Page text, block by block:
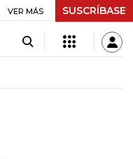
UVR $ 416,91 +$ 0,05 +0,01%
VER MÁS SUSCRÍBASE